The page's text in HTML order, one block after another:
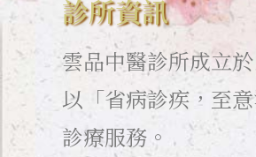
診所資訊
雲品中醫診所成立
以「省病診疾，至
診療服務。